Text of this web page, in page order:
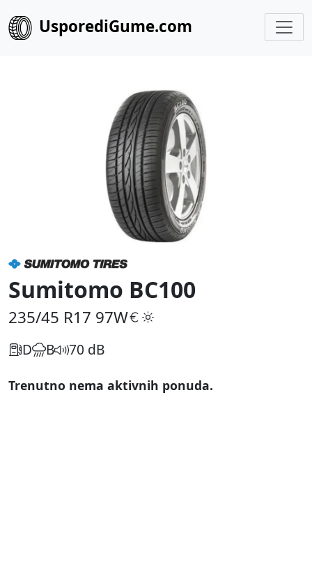
UsporediGume.com
Sumitomo BC100
235/45 R17 97W
D B 70 dB
Trenutno nema aktivnih ponuda.